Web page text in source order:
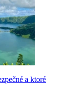
a ktoré